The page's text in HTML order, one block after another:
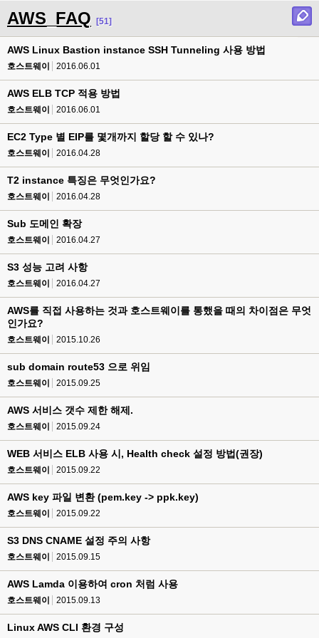
AWS_FAQ [51]
AWS Linux Bastion instance SSH Tunneling 사용 방법
호스트웨이 2016.06.01
AWS ELB TCP 적용 방법
호스트웨이 2016.06.01
EC2 Type 별 EIP를 몇개까지 할당 할 수 있나?
호스트웨이 2016.04.28
T2 instance 특징은 무엇인가요?
호스트웨이 2016.04.28
Sub 도메인 확장
호스트웨이 2016.04.27
S3 성능 고려 사항
호스트웨이 2016.04.27
AWS를 직접 사용하는 것과 호스트웨이를 통했을 때의 차이점은 무엇
인가요?
호스트웨이 2015.10.26
sub domain route53 으로 위임
호스트웨이 2015.09.25
AWS 서비스 갯수 제한 해제.
호스트웨이 2015.09.24
WEB 서비스 ELB 사용 시, Health check 설정 방법(권장)
호스트웨이 2015.09.22
AWS key 파일 변환 (pem.key -> ppk.key)
호스트웨이 2015.09.22
S3 DNS CNAME 설정 주의 사항
호스트웨이 2015.09.15
AWS Lamda 이용하여 cron 처럼 사용
호스트웨이 2015.09.13
Linux AWS CLI 환경 구성